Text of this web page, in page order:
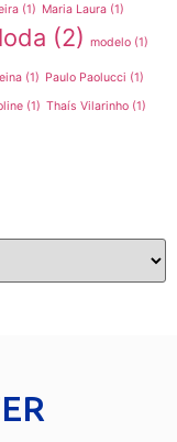
(1) Maria Laura (1)
(2) modelo (1)
(1) Paulo Paolucci (1)
(1) Thaís Vilarinho (1)